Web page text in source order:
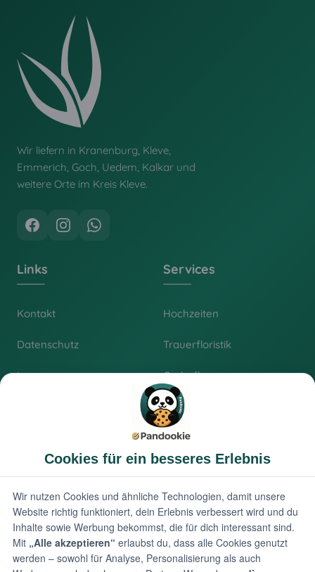
Wir liefern in Kranenburg, Kleve,
Emmerich, Goch, Uedem, Kalkar und
weitere Orte im Kreis Kleve.
Links
Kontakt
Datenschutz
Impressum
Services
Hochzeiten
Trauerfloristik
Grabpflege
Online Shop
Information
📍
Adresse
Große Straße 12
47559 Kranenburg
📞 Telefon